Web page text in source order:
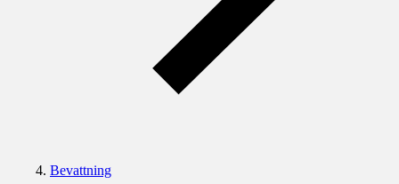
Bevattning